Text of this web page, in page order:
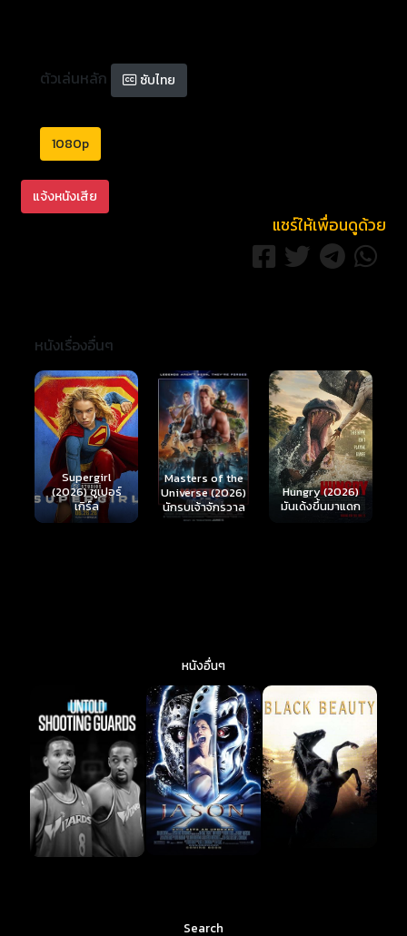
ตัวเล่นหลัก ซับไทย
1080p
แจ้งหนังเสีย
แชร์ให้เพื่อนดูด้วย
หนังเรื่องอื่นๆ
Masters of the
Universe (2026)
นักรบเจ้าจักรวาล
Hungry (2026)
มันเด้งขึ้นมาแดก
Ready or Not 2:
Here I Come
(2026) เกมพร้อม
ตาย 2
หนังอื่นๆ
Search